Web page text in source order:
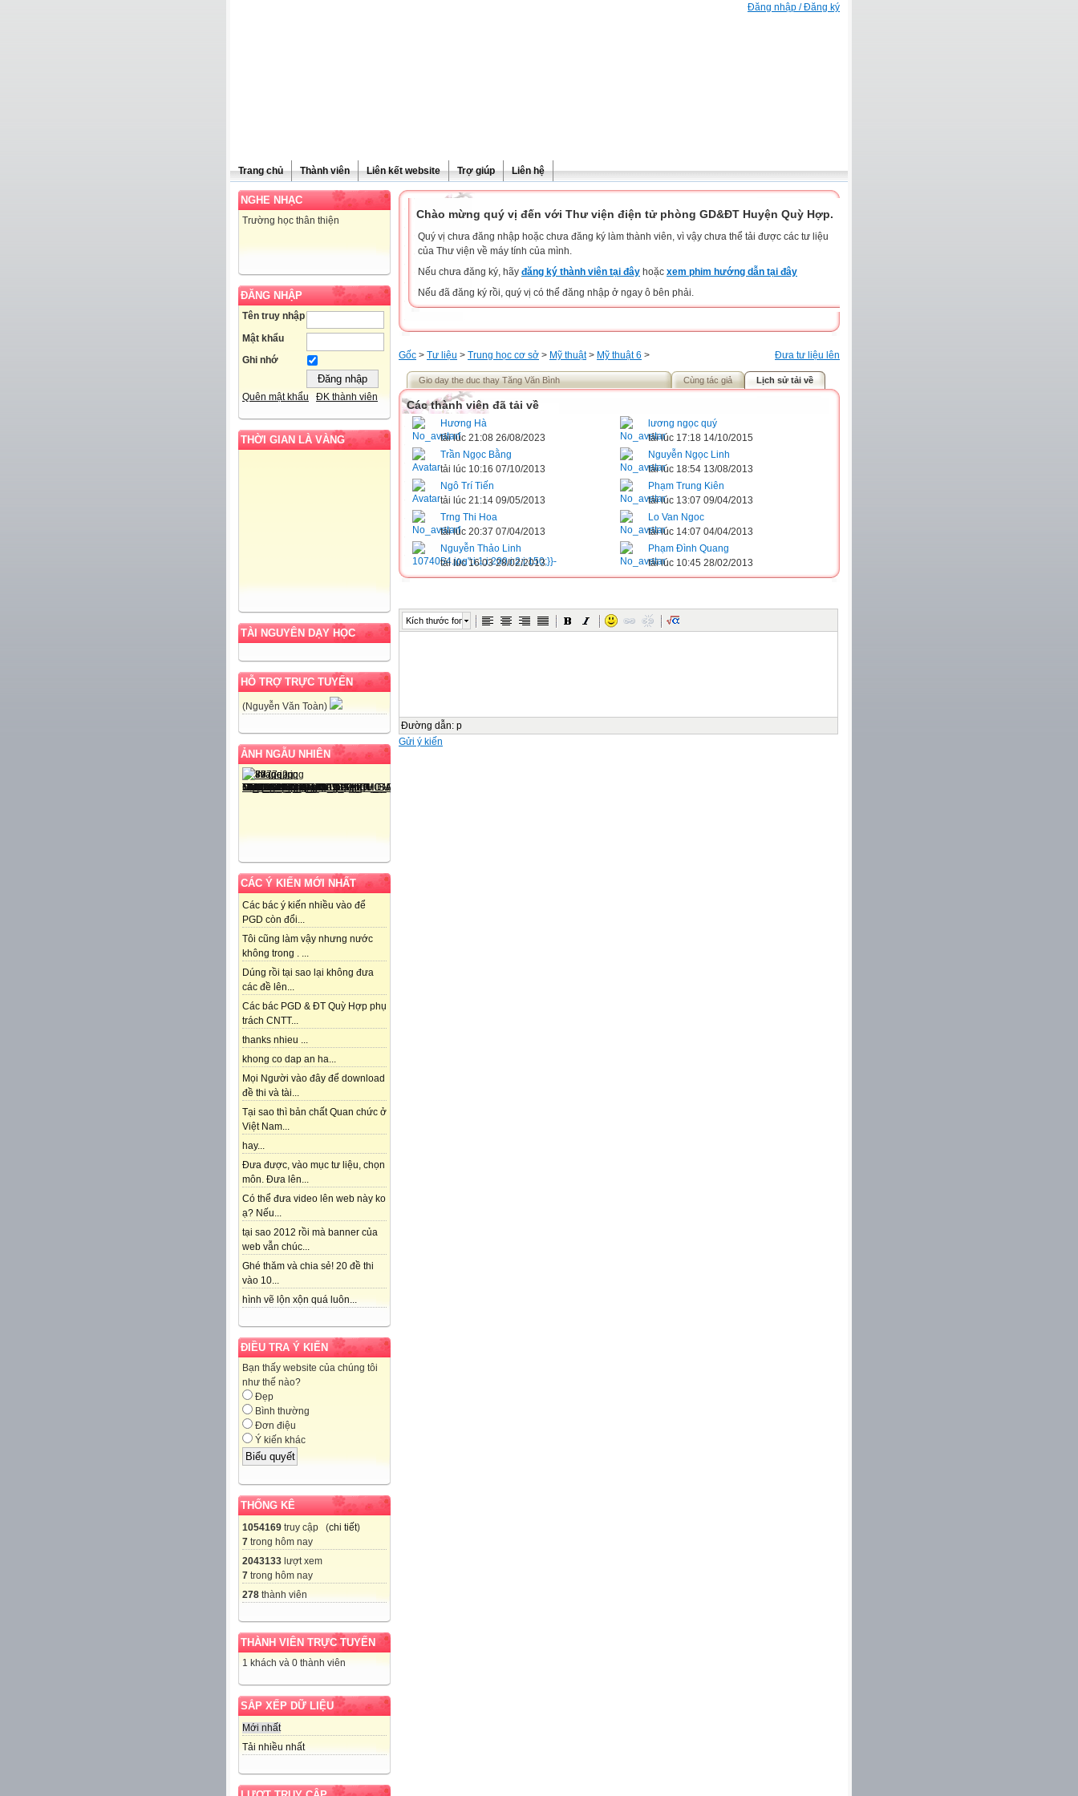
Đăng nhập / Đăng ký
Trang chủ Thành viên Liên kết website Trợ giúp Liên hệ
NGHE NHẠC
Trường học thân thiện
ĐĂNG NHẬP
Tên truy nhập
Mật khẩu
Ghi nhớ
Quên mật khẩu ĐK thành viên
THỜI GIAN LÀ VÀNG
TÀI NGUYÊN DẠY HỌC
HỖ TRỢ TRỰC TUYẾN
(Nguyễn Văn Toàn)
ẢNH NGẪU NHIÊN
CÁC Ý KIẾN MỚI NHẤT
Các bác ý kiến nhiều vào để
PGD còn đổi...
Tôi cũng làm vậy nhưng nước
không trong . ...
Dúng rồi tại sao lại không đưa
các đề lên...
Các bác PGD & ĐT Quỳ Hợp phụ
trách CNTT...
thanks nhieu ...
khong co dap an ha...
Mọi Người vào đây để download
đề thi và tài...
Tại sao thì bản chất Quan chức ở
Việt Nam...
hay...
Đưa được, vào mục tư liệu, chọn
môn. Đưa lên...
Có thể đưa video lên web này ko
ạ? Nếu...
tại sao 2012 rồi mà banner của
web vẫn chúc...
Ghé thăm và chia sẻ! 20 đề thi
vào 10...
hình vẽ lộn xộn quá luôn...
ĐIỀU TRA Ý KIẾN
Bạn thấy website của chúng tôi
như thế nào?
Đẹp
Bình thường
Đơn điệu
Ý kiến khác
THỐNG KÊ
1054169 truy cập (chi tiết)
7 trong hôm nay
2043133 lượt xem
7 trong hôm nay
278 thành viên
THÀNH VIÊN TRỰC TUYẾN
1 khách và 0 thành viên
SẮP XẾP DỮ LIỆU
Mới nhất
Tải nhiều nhất
Chào mừng quý vị đến với Thư viện điện tử phòng GD&ĐT Huyện Quỳ Hợp.
Quý vị chưa đăng nhập hoặc chưa đăng ký làm thành viên, vì vậy chưa thể tải được các tư liệu
của Thư viện về máy tính của mình.
Nếu chưa đăng ký, hãy đăng ký thành viên tại đây hoặc xem phim hướng dẫn tại đây
Nếu đã đăng ký rồi, quý vị có thể đăng nhập ở ngay ô bên phải.
Đưa tư liệu lên
Gốc > Tư liệu > Trung học cơ sở > Mỹ thuật> Mỹ thuật 6 >
Gio day the duc thay Tăng Văn Bình Cùng tác giả Lịch sử tải về
Các thành viên đã tải về
Hương Hà
tải lúc 21:08 26/08/2023
lương ngọc quý
tải lúc 17:18 14/10/2015
Trần Ngọc Bằng
tải lúc 10:16 07/10/2013
Nguyễn Ngọc Linh
tải lúc 18:54 13/08/2013
Ngô Trí Tiến
tải lúc 21:14 09/05/2013
Phạm Trung Kiên
tải lúc 13:07 09/04/2013
Trng Thi Hoa
tải lúc 20:37 07/04/2013
Lo Van Ngoc
tải lúc 14:07 04/04/2013
Nguyễn Thảo Linh
tải lúc 16:03 28/02/2013
Phạm Đình Quang
tải lúc 10:45 28/02/2013
Kích thước font
Đường dẫn: p
Gửi ý kiến